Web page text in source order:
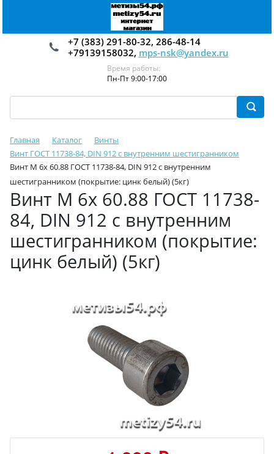
+7 (383) 291-80-32, 286-48-14
+79139158032, mps-nsk@yandex.ru
Время работы:
Пн-Пт 9:00-17:00
Главная Каталог
Винты
Винт ГОСТ 11738-84, DIN 912 с внутренним шестигранником
Винт М 6х 60.88 ГОСТ 11738-84, DIN 912 с внутренним
шестигранником (покрытие: цинк белый) (5кг)
Винт М 6х 60.88 ГОСТ 11738-
84, DIN 912 с внутренним
шестигранником (покрытие:
цинк белый) (5кг)